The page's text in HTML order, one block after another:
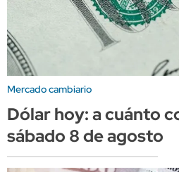
Mercado cambiario
Dólar hoy: a cuánto
sábado 8 de agosto